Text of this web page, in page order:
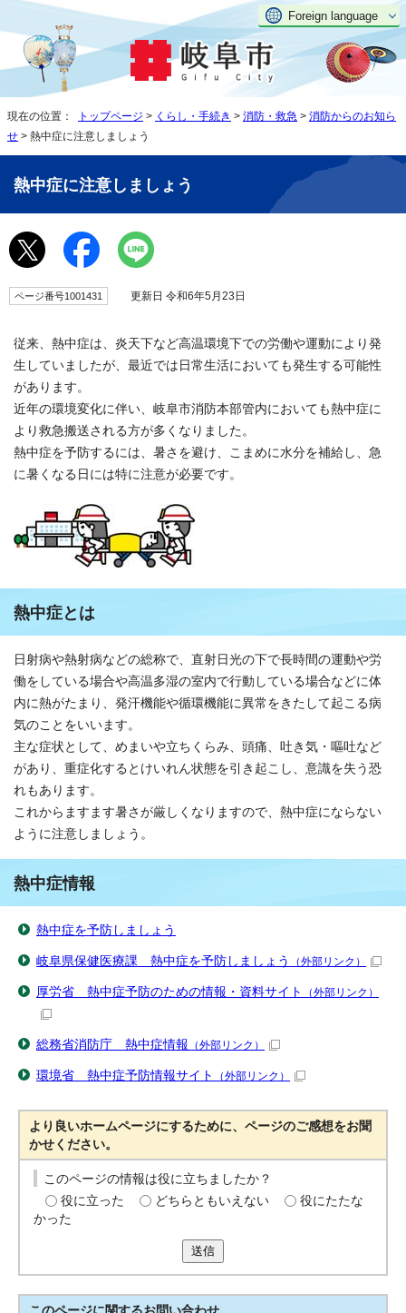
Foreign language
現在の位置： トップページ > くらし・手続き > 消防・救急 > 消防からのお知ら
せ > 熱中症に注意しましょう
熱中症に注意しましょう
ページ番号1001431 更新日 令和6年5月23日
従来、熱中症は、炎天下など高温環境下での労働や運動により発
生していましたが、最近では日常生活においても発生する可能性
があります。
近年の環境変化に伴い、岐阜市消防本部管内においても熱中症に
より救急搬送される方が多くなりました。
熱中症を予防するには、暑さを避け、こまめに水分を補給し、急
に暑くなる日には特に注意が必要です。
熱中症とは
日射病や熱射病などの総称で、直射日光の下で長時間の運動や労
働をしている場合や高温多湿の室内で行動している場合などに体
内に熱がたまり、発汗機能や循環機能に異常をきたして起こる病
気のことをいいます。
主な症状として、めまいや立ちくらみ、頭痛、吐き気・嘔吐など
があり、重症化するとけいれん状態を引き起こし、意識を失う恐
れもあります。
これからますます暑さが厳しくなりますので、熱中症にならない
ように注意しましょう。
熱中症情報
熱中症を予防しましょう
岐阜県保健医療課 熱中症を予防しましょう （外部リンク）
厚労省 熱中症予防のための情報・資料サイト （外部リンク）
総務省消防庁 熱中症情報 （外部リンク）
環境省 熱中症予防情報サイト （外部リンク）
より良いホームページにするために、ページのご感想をお聞
かせください。
このページの情報は役に立ちましたか？
役に立った
どちらともいえない
役にたたな
かった
送信